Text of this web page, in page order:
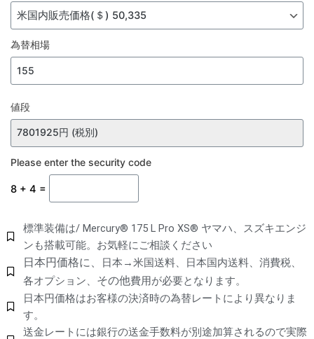
為替相場
値段
Please enter the security code
8 + 4 =
標準装備は/ Mercury® 175 L Pro XS® ヤマハ、スズキエンジ
ンも搭載可能。お気軽にご相談ください
日本円価格に、
日本→米国送料、日本国内送料、消費税、
各オプション、 その他費用が必要となります。
日本円価格はお客様の決済時の為替レートにより異なりま
す。
送金レートには銀行の送金手数料が別途加算されるので実際